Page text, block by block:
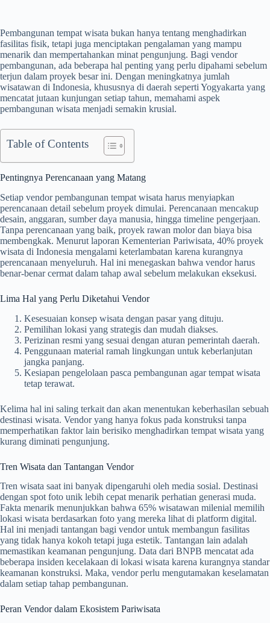
Pembangunan tempat wisata bukan hanya tentang menghadirkan
fasilitas fisik, tetapi juga menciptakan pengalaman yang mampu
menarik dan mempertahankan minat pengunjung. Bagi vendor
pembangunan, ada beberapa hal penting yang perlu dipahami sebelum
terjun dalam proyek besar ini. Dengan meningkatnya jumlah
wisatawan di Indonesia, khususnya di daerah seperti Yogyakarta yang
mencatat jutaan kunjungan setiap tahun, memahami aspek
pembangunan wisata menjadi semakin krusial.
Table of Contents
Pentingnya Perencanaan yang Matang
Setiap vendor pembangunan tempat wisata harus menyiapkan
perencanaan detail sebelum proyek dimulai. Perencanaan mencakup
desain, anggaran, sumber daya manusia, hingga timeline pengerjaan.
Tanpa perencanaan yang baik, proyek rawan molor dan biaya bisa
membengkak. Menurut laporan Kementerian Pariwisata, 40% proyek
wisata di Indonesia mengalami keterlambatan karena kurangnya
perencanaan menyeluruh. Hal ini menegaskan bahwa vendor harus
benar-benar cermat dalam tahap awal sebelum melakukan eksekusi.
Lima Hal yang Perlu Diketahui Vendor
Kesesuaian konsep wisata dengan pasar yang dituju.
Pemilihan lokasi yang strategis dan mudah diakses.
Perizinan resmi yang sesuai dengan aturan pemerintah daerah.
Penggunaan material ramah lingkungan untuk keberlanjutan
jangka panjang.
Kesiapan pengelolaan pasca pembangunan agar tempat wisata
tetap terawat.
Kelima hal ini saling terkait dan akan menentukan keberhasilan sebuah
destinasi wisata. Vendor yang hanya fokus pada konstruksi tanpa
memperhatikan faktor lain berisiko menghadirkan tempat wisata yang
kurang diminati pengunjung.
Tren Wisata dan Tantangan Vendor
Tren wisata saat ini banyak dipengaruhi oleh media sosial. Destinasi
dengan spot foto unik lebih cepat menarik perhatian generasi muda.
Fakta menarik menunjukkan bahwa 65% wisatawan milenial memilih
lokasi wisata berdasarkan foto yang mereka lihat di platform digital.
Hal ini menjadi tantangan bagi vendor untuk membangun fasilitas
yang tidak hanya kokoh tetapi juga estetik. Tantangan lain adalah
memastikan keamanan pengunjung. Data dari BNPB mencatat ada
beberapa insiden kecelakaan di lokasi wisata karena kurangnya standar
keamanan konstruksi. Maka, vendor perlu mengutamakan keselamatan
dalam setiap tahap pembangunan.
Peran Vendor dalam Ekosistem Pariwisata